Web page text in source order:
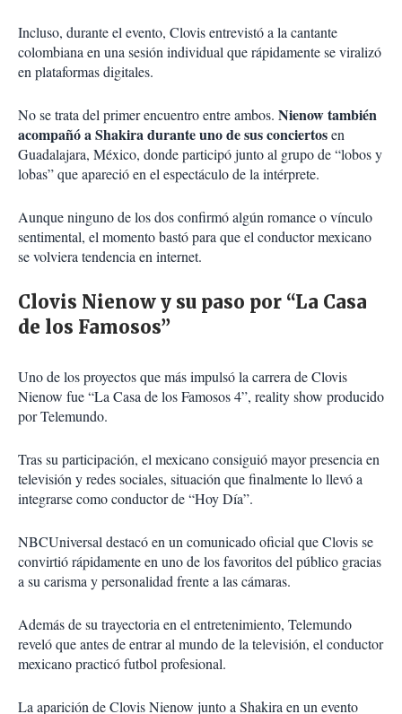
Incluso, durante el evento, Clovis entrevistó a la cantante
colombiana en una sesión individual que rápidamente se viralizó
en plataformas digitales.
No se trata del primer encuentro entre ambos. Nienow también
acompañó a Shakira durante uno de sus conciertosen
Guadalajara, México, donde participó junto al grupo de “lobos y
lobas” que apareció en el espectáculo de la intérprete.
Aunque ninguno de los dos confirmó algún romance o vínculo
sentimental, el momento bastó para que el conductor mexicano
se volviera tendencia en internet.
Clovis Nienow y su paso por “La Casa
de los Famosos”
Uno de los proyectos que más impulsó la carrera de Clovis
Nienow fue “La Casa de los Famosos 4”, reality show producido
por Telemundo.
Tras su participación, el mexicano consiguió mayor presencia en
televisión y redes sociales, situación que finalmente lo llevó a
integrarse como conductor de “Hoy Día”.
NBCUniversal destacó en un comunicado oficial que Clovis se
convirtió rápidamente en uno de los favoritos del público gracias
a su carisma y personalidad frente a las cámaras.
Además de su trayectoria en el entretenimiento, Telemundo
reveló que antes de entrar al mundo de la televisión, el conductor
mexicano practicó futbol profesional.
La aparición de Clovis Nienow junto a Shakira en un evento